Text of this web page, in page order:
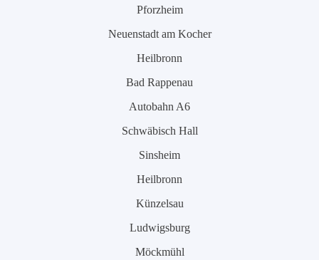
Pforzheim
Neuenstadt am Kocher
Heilbronn
Bad Rappenau
Autobahn A6
Schwäbisch Hall
Sinsheim
Heilbronn
Künzelsau
Ludwigsburg
Möckmühl